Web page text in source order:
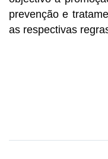
prevenção e
as respectivas